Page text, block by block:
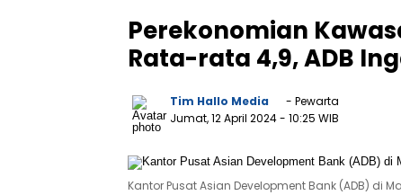
Perekonomian
Rata-rata 4,9, ADB
Tim Hallo Media
- Pewarta
Jumat, 12 April 2024- 10:25 WIB
Kantor Pusat Asian Development Bank (ADB) di